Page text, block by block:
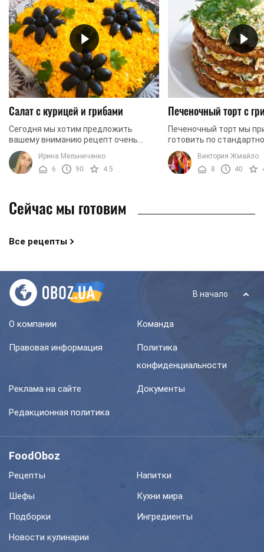
Салат с курицей и грибами
Сегодня мы хотим предложить
вашему вниманию рецепт очень
вкусного и питательного куриного
салата с грибами. Он получается
нежным, сочным, оригинально ...
Ирина Мельниченко
6
90 4.5
Печеночный торт с
Печеночный торт мы
готовить по
котором мы
блины-коржи, в
толщины, и лук с ...
Виктория Жмайло
8
40
Сейчас мы готовим
Все рецепты
В начало
О компании Команда
Правовая информация
Политика
конфиденциальности
Реклама на сайте Документы
Редакционная политика
FoodOboz
Рецепты
Напитки
Шефы
Кухни мира
Подборки
Ингредиенты
Новости кулинарии